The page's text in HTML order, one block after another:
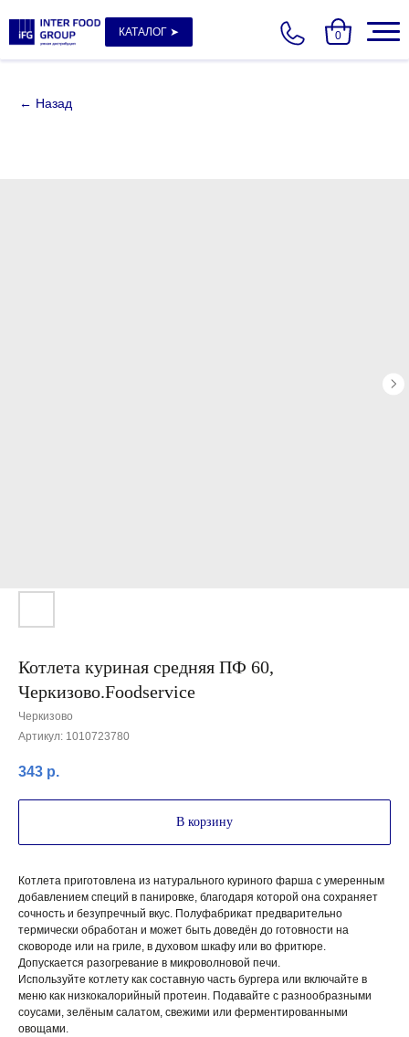
КАТАЛОГ ➤ 0
Котлета куриная средняя ПФ 60,
Черкизово.Foodservice
Черкизово
Артикул: 1010723780
343 р.
В корзину
Котлета приготовлена из натурального куриного фарша с умеренным
добавлением специй в панировке, благодаря которой она сохраняет
сочность и безупречный вкус. Полуфабрикат предварительно
термически обработан и может быть доведён до готовности на
сковороде или на гриле, в духовом шкафу или во фритюре.
Допускается разогревание в микроволновой печи.
Используйте котлету как составную часть бургера или включайте в
меню как низкокалорийный протеин. Подавайте с разнообразными
соусами, зелёным салатом, свежими или ферментированными
овощами.